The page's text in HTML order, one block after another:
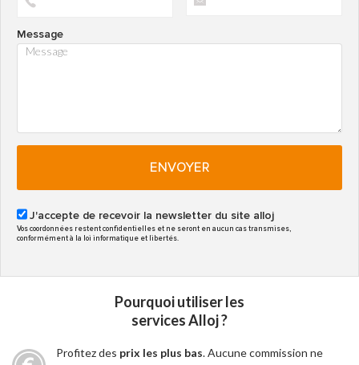
Message
ENVOYER
J'accepte de recevoir la newsletter du site alloj
Vos coordonnées restent confidentielles et ne seront en aucun cas transmises,
conformément à la loi informatique et libertés.
Pourquoi utiliser les
services Alloj ?
Profitez des prix les plus bas. Aucune commission ne